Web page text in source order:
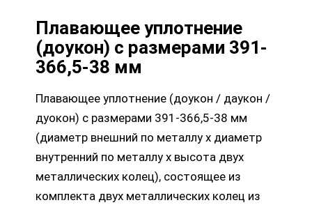
Плавающее уплотнение
(доукон) с размерами 391-
366,5-38 мм
Плавающее уплотнение (доукон / даукон /
дуокон) с размерами 391-366,5-38 мм
(диаметр внешний по металлу х диаметр
внутренний по металлу х высота двух
металлических колец), состоящее из
комплекта двух металлических колец из